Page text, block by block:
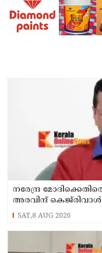
നരേന്ദ്ര
അരവിന്ദ് കെജ്‌രിവാൾ
SAT,8 AUG 2026